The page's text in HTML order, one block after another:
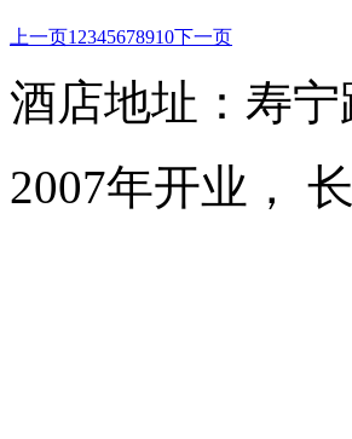
上一页1 2345678910下一页
酒店地址：寿
2007年开业，